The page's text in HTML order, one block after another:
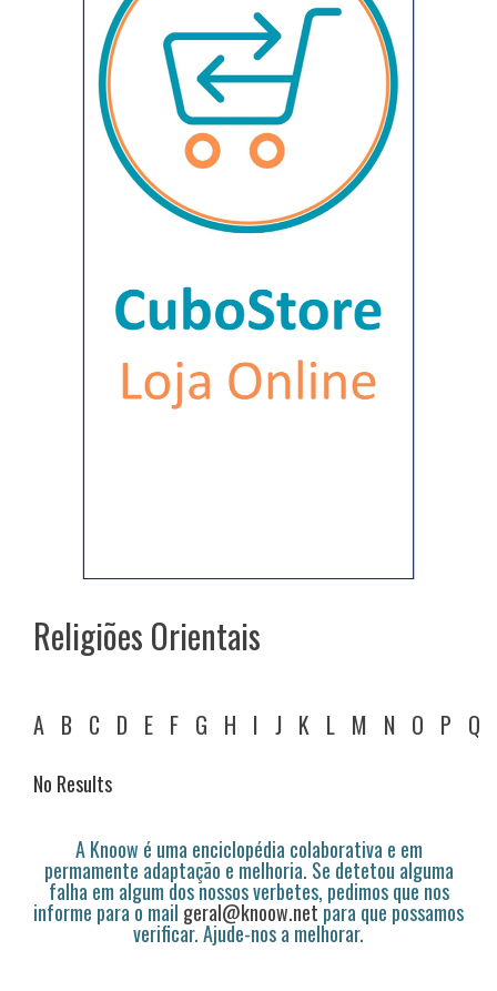
Religiões Orientais
A B C D E F G H I J K L M N O P Q
No Results
A Knoow é uma enciclopédia colaborativa e em
permamente adaptação e melhoria. Se detetou alguma
falha em algum dos nossos verbetes, pedimos que nos
informe para o mail geral@knoow.netpara que possamos
verificar. Ajude-nos a melhorar.